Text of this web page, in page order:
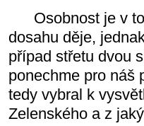
Osobnost je v
dosahu děje,
případ střetu dvou
ponechme pro náš
tedy vybral k
Zelenského a z